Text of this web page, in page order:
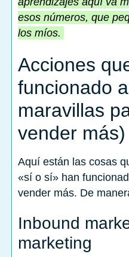
esos números, que
los míos.
Acciones
funcionado
maravillas
vender más)
Aquí están las cosas
«sí o sí» han
vender más. De
Inbound
marketing